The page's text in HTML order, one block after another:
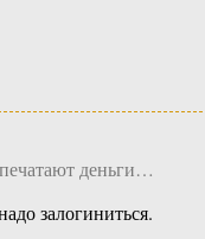
деньги…
залогиниться.